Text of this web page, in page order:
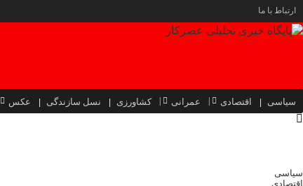
ارتباط با ما
سیاسی اقتصادی عمرانی کشاورزی نسل سازندگی عکس
سیاسی
اقتصادی